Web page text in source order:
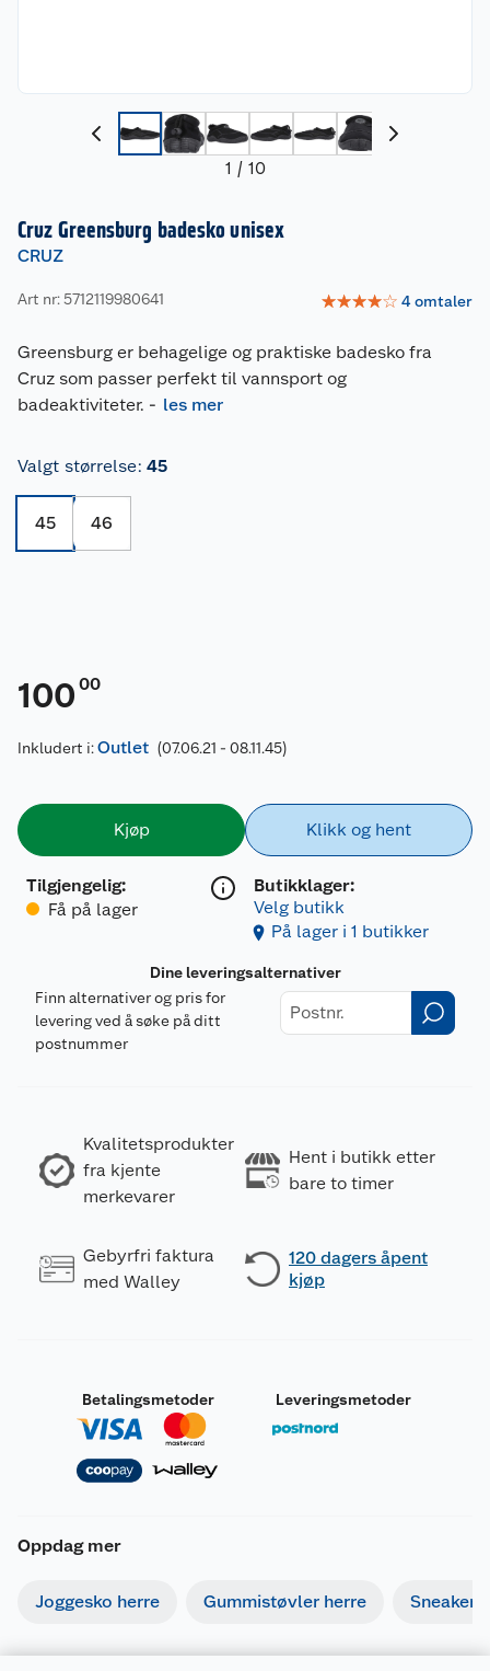
1 / 10
Cruz Greensburg badesko unisex
CRUZ
Art nr: 5712119980641 ☆☆☆☆☆ 4omtaler
Greensburg er behagelige og praktiske badesko fra
Cruz som passer perfekt til vannsport og
badeaktiviteter. - les mer
Valgt størrelse: 45
45 46
100 00
Inkludert i:Outlet (07.06.21 - 08.11.45)
Kjøp
Tilgjengelig:
Få på lager
Klikk og hent
Butikklager:
Velg butikk
På lager i 1 butikker
Dine leveringsalternativer
Finn alternativer og pris for
levering ved å søke på ditt
postnummer
Kvalitetsprodukter
fra kjente
merkevarer
Hent i butikk etter
bare to timer
Gebyrfri faktura
med Walley
120 dagers åpent
kjøp
Betalingsmetoder Leveringsmetoder
Oppdag mer
Joggesko herre Gummistøvler herre Sneakers